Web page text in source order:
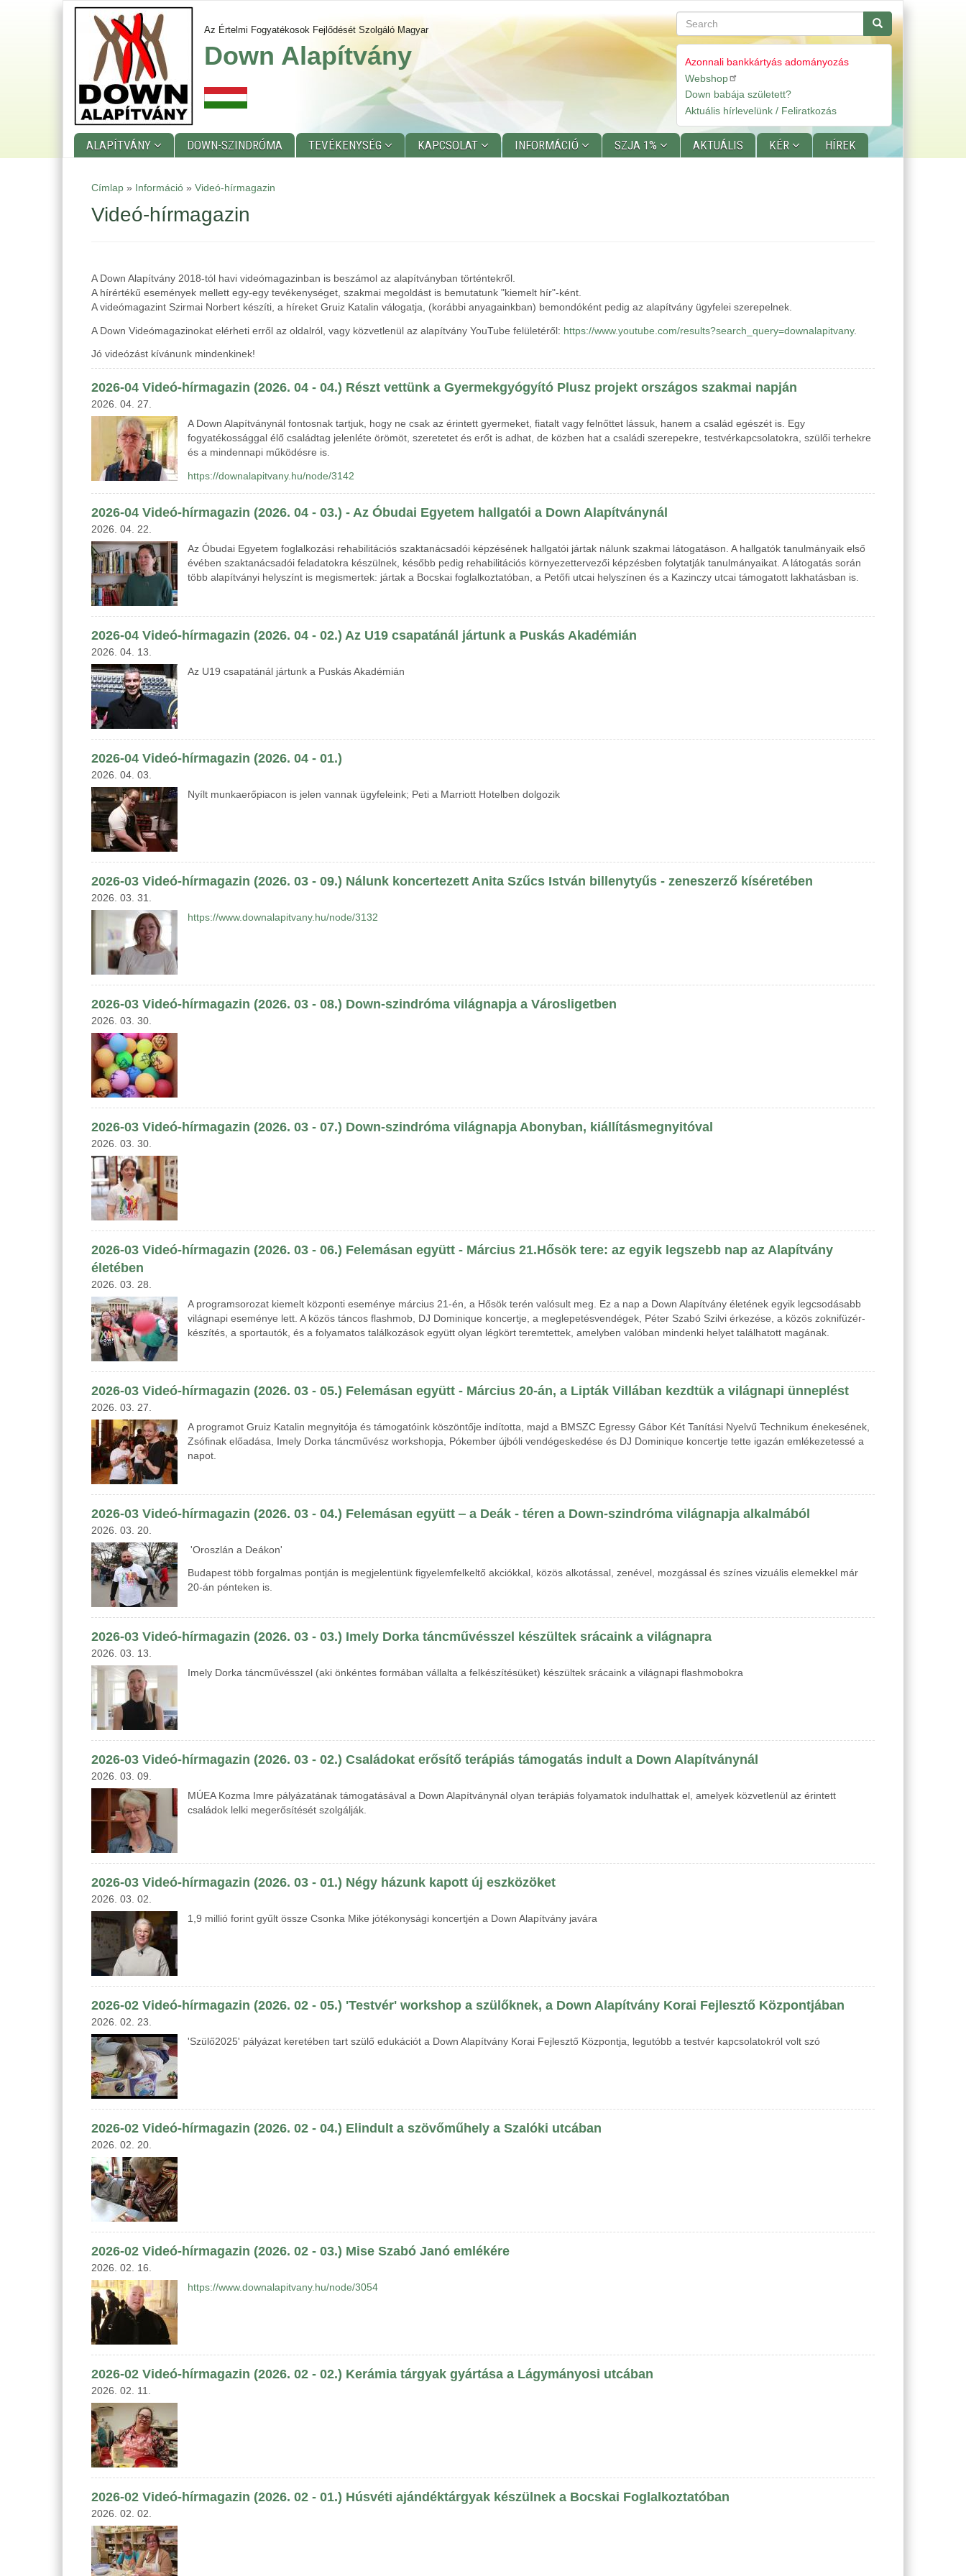
Az Értelmi Fogyatékosok Fejlődését Szolgáló Magyar
Down Alapítvány
Search Search
Gyorslinkek
Azonnali bankkártyás adományozás
Webshop
Down babája született?
Aktuális hírlevelünk / Feliratkozás
menu
ALAPÍTVÁNY DOWN-SZINDRÓMA TEVÉKENYSÉG KAPCSOLAT INFORMÁCIÓ SZJA 1% AKTUÁLIS KÉR HÍREK
Címlap » Információ » Videó-hírmagazin
Videó-hírmagazin
A Down Alapítvány 2018-tól havi videómagazinban is beszámol az alapítványban történtekről.
A hírértékű események mellett egy-egy tevékenységet, szakmai megoldást is bemutatunk "kiemelt hír"-ként.
A videómagazint Szirmai Norbert készíti, a híreket Gruiz Katalin válogatja, (korábbi anyagainkban) bemondóként pedig az alapítvány ügyfelei szerepelnek.
A Down Videómagazinokat elérheti erről az oldalról, vagy közvetlenül az alapítvány YouTube felületéről: https://www.youtube.com/results?search_query=downalapitvany.
Jó videózást kívánunk mindenkinek!
2026-04 Videó-hírmagazin (2026. 04 - 04.) Részt vettünk a Gyermekgyógyító Plusz projekt országos szakmai napján
2026. 04. 27.
A Down Alapítványnál fontosnak tartjuk, hogy ne csak az érintett gyermeket, fiatalt vagy felnőttet lássuk, hanem a család egészét is. Egy
fogyatékossággal élő családtag jelenléte örömöt, szeretetet és erőt is adhat, de közben hat a családi szerepekre, testvérkapcsolatokra, szülői terhekre
és a mindennapi működésre is.
https://downalapitvany.hu/node/3142
2026-04 Videó-hírmagazin (2026. 04 - 03.) - Az Óbudai Egyetem hallgatói a Down Alapítványnál
2026. 04. 22.
Az Óbudai Egyetem foglalkozási rehabilitációs szaktanácsadói képzésének hallgatói jártak nálunk szakmai látogatáson. A hallgatók tanulmányaik első
évében szaktanácsadói feladatokra készülnek, később pedig rehabilitációs környezettervezői képzésben folytatják tanulmányaikat. A látogatás során
több alapítványi helyszínt is megismertek: jártak a Bocskai foglalkoztatóban, a Petőfi utcai helyszínen és a Kazinczy utcai támogatott lakhatásban is.
2026-04 Videó-hírmagazin (2026. 04 - 02.) Az U19 csapatánál jártunk a Puskás Akadémián
2026. 04. 13.
Az U19 csapatánál jártunk a Puskás Akadémián
2026-04 Videó-hírmagazin (2026. 04 - 01.)
2026. 04. 03.
Nyílt munkaerőpiacon is jelen vannak ügyfeleink; Peti a Marriott Hotelben dolgozik
2026-03 Videó-hírmagazin (2026. 03 - 09.) Nálunk koncertezett Anita Szűcs István billenytyűs - zeneszerző kíséretében
2026. 03. 31.
https://www.downalapitvany.hu/node/3132
2026-03 Videó-hírmagazin (2026. 03 - 08.) Down-szindróma világnapja a Városligetben
2026. 03. 30.
2026-03 Videó-hírmagazin (2026. 03 - 07.) Down-szindróma világnapja Abonyban, kiállításmegnyitóval
2026. 03. 30.
2026-03 Videó-hírmagazin (2026. 03 - 06.) Felemásan együtt - Március 21.Hősök tere: az egyik legszebb nap az Alapítvány
életében
2026. 03. 28.
A programsorozat kiemelt központi eseménye március 21-én, a Hősök terén valósult meg. Ez a nap a Down Alapítvány életének egyik legcsodásabb
világnapi eseménye lett. A közös táncos flashmob, DJ Dominique koncertje, a meglepetésvendégek, Péter Szabó Szilvi érkezése, a közös zoknifüzér-
készítés, a sportautók, és a folyamatos találkozások együtt olyan légkört teremtettek, amelyben valóban mindenki helyet találhatott magának.
2026-03 Videó-hírmagazin (2026. 03 - 05.) Felemásan együtt - Március 20-án, a Lipták Villában kezdtük a világnapi ünneplést
2026. 03. 27.
A programot Gruiz Katalin megnyitója és támogatóink köszöntője indította, majd a BMSZC Egressy Gábor Két Tanítási Nyelvű Technikum énekesének,
Zsófinak előadása, Imely Dorka táncművész workshopja, Pókember újbóli vendégeskedése és DJ Dominique koncertje tette igazán emlékezetessé a
napot.
2026-03 Videó-hírmagazin (2026. 03 - 04.) Felemásan együtt ‒ a Deák - téren a Down-szindróma világnapja alkalmából
2026. 03. 20.
'Oroszlán a Deákon'
Budapest több forgalmas pontján is megjelentünk figyelemfelkeltő akciókkal, közös alkotással, zenével, mozgással és színes vizuális elemekkel már
20-án pénteken is.
2026-03 Videó-hírmagazin (2026. 03 - 03.) Imely Dorka táncművésszel készültek srácaink a világnapra
2026. 03. 13.
Imely Dorka táncművésszel (aki önkéntes formában vállalta a felkészítésüket) készültek srácaink a világnapi flashmobokra
2026-03 Videó-hírmagazin (2026. 03 - 02.) Családokat erősítő terápiás támogatás indult a Down Alapítványnál
2026. 03. 09.
MÚEA Kozma Imre pályázatának támogatásával a Down Alapítványnál olyan terápiás folyamatok indulhattak el, amelyek közvetlenül az érintett
családok lelki megerősítését szolgálják.
2026-03 Videó-hírmagazin (2026. 03 - 01.) Négy házunk kapott új eszközöket
2026. 03. 02.
1,9 millió forint gyűlt össze Csonka Mike jótékonysági koncertjén a Down Alapítvány javára
2026-02 Videó-hírmagazin (2026. 02 - 05.) 'Testvér' workshop a szülőknek, a Down Alapítvány Korai Fejlesztő Központjában
2026. 02. 23.
'Szülő2025' pályázat keretében tart szülő edukációt a Down Alapítvány Korai Fejlesztő Központja, legutóbb a testvér kapcsolatokról volt szó
2026-02 Videó-hírmagazin (2026. 02 - 04.) Elindult a szövőműhely a Szalóki utcában
2026. 02. 20.
2026-02 Videó-hírmagazin (2026. 02 - 03.) Mise Szabó Janó emlékére
2026. 02. 16.
https://www.downalapitvany.hu/node/3054
2026-02 Videó-hírmagazin (2026. 02 - 02.) Kerámia tárgyak gyártása a Lágymányosi utcában
2026. 02. 11.
2026-02 Videó-hírmagazin (2026. 02 - 01.) Húsvéti ajándéktárgyak készülnek a Bocskai Foglalkoztatóban
2026. 02. 02.